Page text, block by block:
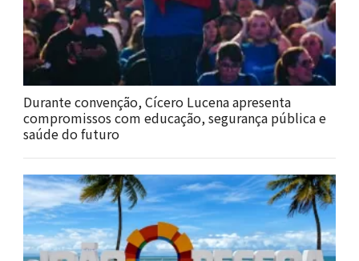
Durante convenção, Cícero Lucena apresenta
compromissos com educação, segurança pública e
saúde do futuro